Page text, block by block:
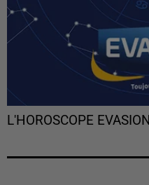
L'HOROSCOPE EVASION